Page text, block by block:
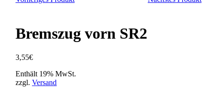
Bremszug vorn SR2
3,55€
Enthält 19% MwSt.
zzgl. Versand